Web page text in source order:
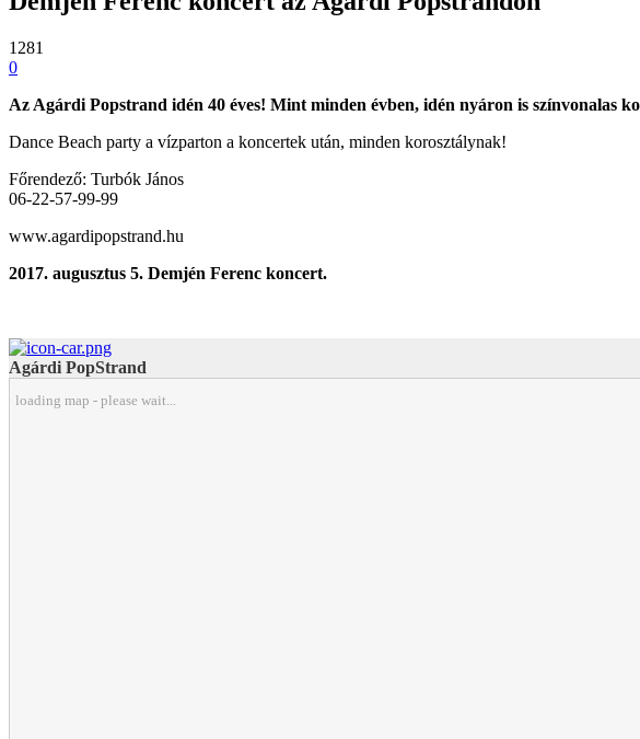
1281
0
Az Agárdi Popstrand idén 40 éves! Mint minden évben, idén nyáron is színvonalas
Dance Beach party a vízparton a koncertek után, minden korosztálynak!
Főrendező: Turbók János
06-22-57-99-99
www.agardipopstrand.hu
2017. augusztus 5. Demjén Ferenc koncert.
Agárdi PopStrand
loading map - please wait...